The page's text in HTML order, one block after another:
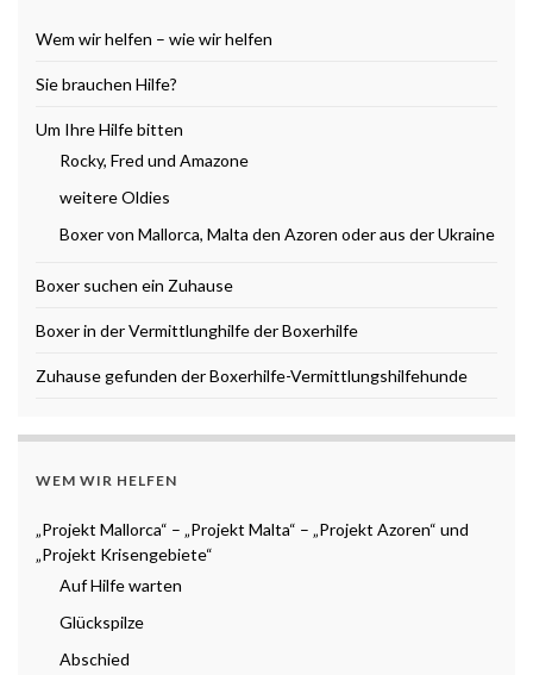
Wem wir helfen – wie wir helfen
Sie brauchen Hilfe?
Um Ihre Hilfe bitten
Rocky, Fred und Amazone
weitere Oldies
Boxer von Mallorca, Malta den Azoren oder aus der Ukraine
Boxer suchen ein Zuhause
Boxer in der Vermittlunghilfe der Boxerhilfe
Zuhause gefunden der Boxerhilfe-Vermittlungshilfehunde
WEM WIR HELFEN
„Projekt Mallorca“ – „Projekt Malta“ – „Projekt Azoren“ und
„Projekt Krisengebiete“
Auf Hilfe warten
Glückspilze
Abschied